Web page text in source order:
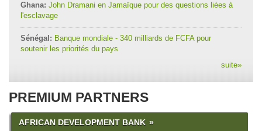
Ghana: John Dramani en Jamaïque pour des questions liées à
l'esclavage
Sénégal: Banque mondiale - 340 milliards de FCFA pour
soutenir les priorités du pays
suite»
PREMIUM PARTNERS
AFRICAN DEVELOPMENT BANK